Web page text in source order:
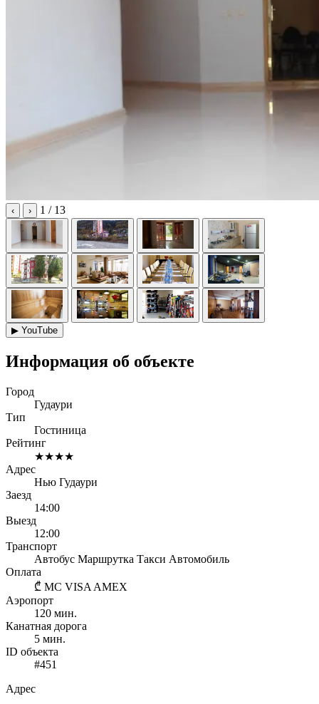
‹ › 1 / 13
▶ YouTube
Информация об объекте
Город
Гудаури
Тип
Гостиница
Рейтинг
★★★★
Адрес
Нью Гудаури
Заезд
14:00
Выезд
12:00
Транспорт
Автобус Маршрутка Такси Автомобиль
Оплата
₾ MC VISA AMEX
Аэропорт
120 мин.
Канатная дорога
5 мин.
ID объекта
#451
Адрес